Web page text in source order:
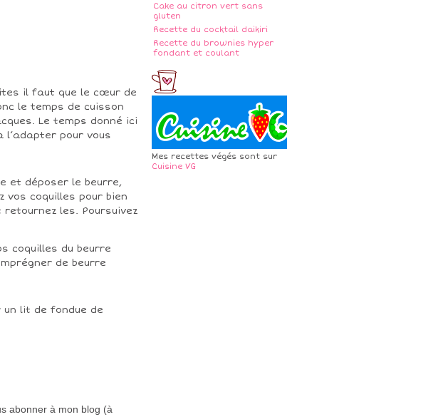
Cake au citron vert sans
gluten
Recette du cocktail daikiri
Recette du brownies hyper
fondant et coulant
Mes recettes végés sont sur
Cuisine VG
il faut que le cœur de
le temps de cuisson
Le temps donné ici
pour vous
et déposer le beurre,
vos coquilles pour bien
les. Poursuivez
coquilles du beurre
de beurre
lit de fondue de
abonner à mon blog (à